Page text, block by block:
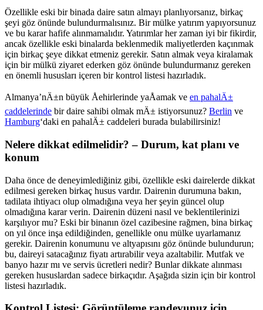
Özellikle eski bir binada daire satın almayı planlıyorsanız, birkaç
şeyi göz önünde bulundurmalısınız. Bir mülke yatırım yapıyorsunuz
ve bu karar hafife alınmamalıdır. Yatırımlar her zaman iyi bir fikirdir,
ancak özellikle eski binalarda beklenmedik maliyetlerden kaçınmak
için birkaç şeye dikkat etmeniz gerekir. Satın almak veya kiralamak
için bir mülkü ziyaret ederken göz önünde bulundurmanız gereken
en önemli hususları içeren bir kontrol listesi hazırladık.
Almanya’nÄ±n büyük Åehirlerinde yaÅamak ve en pahalÄ±
caddelerinde bir daire sahibi olmak mÄ± istiyorsunuz? Berlin ve
Hamburg‘daki en pahalÄ± caddeleri burada bulabilirsiniz!
Nelere dikkat edilmelidir? – Durum, kat planı ve
konum
Daha önce de deneyimlediğiniz gibi, özellikle eski dairelerde dikkat
edilmesi gereken birkaç husus vardır. Dairenin durumuna bakın,
tadilata ihtiyacı olup olmadığına veya her şeyin güncel olup
olmadığına karar verin. Dairenin düzeni nasıl ve beklentilerinizi
karşılıyor mu? Eski bir binanın özel cazibesine rağmen, bina birkaç
on yıl önce inşa edildiğinden, genellikle onu mülke uyarlamanız
gerekir. Dairenin konumunu ve altyapısını göz önünde bulundurun;
bu, daireyi satacağınız fiyatı artırabilir veya azaltabilir. Mutfak ve
banyo hazır mı ve servis ücretleri nedir? Bunlar dikkate alınması
gereken hususlardan sadece birkaçıdır. Aşağıda sizin için bir kontrol
listesi hazırladık.